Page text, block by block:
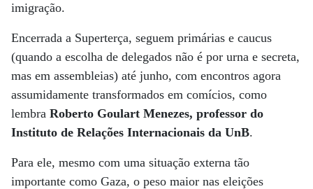
imigração.
Encerrada a Superterça, seguem primárias e caucus
(quando a escolha de delegados não é por urna e secreta,
mas em assembleias) até junho, com encontros agora
assumidamente transformados em comícios, como
lembra Roberto Goulart Menezes, professor do
Instituto de Relações Internacionais da UnB.
Para ele, mesmo com uma situação externa tão
importante como Gaza, o peso maior nas eleições